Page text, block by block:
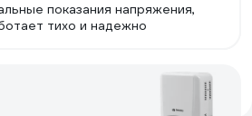
показания напряжения,
тихо и надежно